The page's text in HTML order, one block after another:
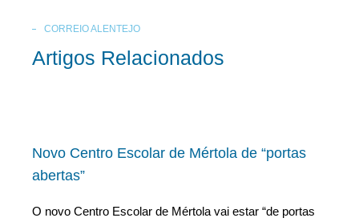
CORREIO ALENTEJO
Artigos Relacionados
Novo Centro Escolar de Mértola de “portas
abertas”
O novo Centro Escolar de Mértola vai estar “de portas